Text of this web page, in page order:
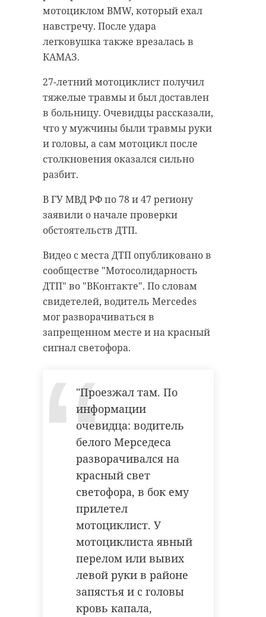
мотоциклом BMW, который ехал
навстречу. После удара
легковушка также врезалась в
КАМАЗ.
27-летний мотоциклист получил
тяжелые травмы и был доставлен
в больницу. Очевидцы рассказали,
что у мужчины были травмы руки
и головы, а сам мотоцикл после
столкновения оказался сильно
разбит.
В ГУ МВД РФ по 78 и 47 региону
заявили о начале проверки
обстоятельств ДТП.
Видео с места ДТП опубликовано в
сообществе "Мотосолидарность
ДТП" во "ВКонтакте". По словам
свидетелей, водитель Mercedes
мог разворачиваться в
запрещенном месте и на красный
сигнал светофора.
"Проезжал там. По
информации
очевидца: водитель
белого Мерседеса
разворачивался на
красный свет
светофора, в бок ему
прилетел
мотоциклист. У
мотоциклиста явный
перелом или вывих
левой руки в районе
запястья и с головы
кровь капала,